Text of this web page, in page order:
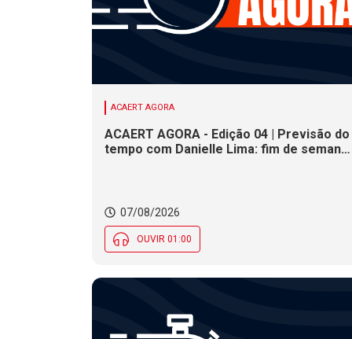
ACAERT AGORA
ACAERT AGORA - Edição 04 | Previsão do
tempo com Danielle Lima: fim de semana
07/08/2026
OUVIR 01:00